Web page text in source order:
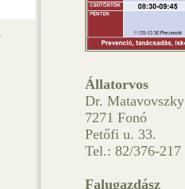
Állatorvos
Dr.
7271 Fonó
Petőfi u. 33.
Tel.: 82/376-217
Falugazdász